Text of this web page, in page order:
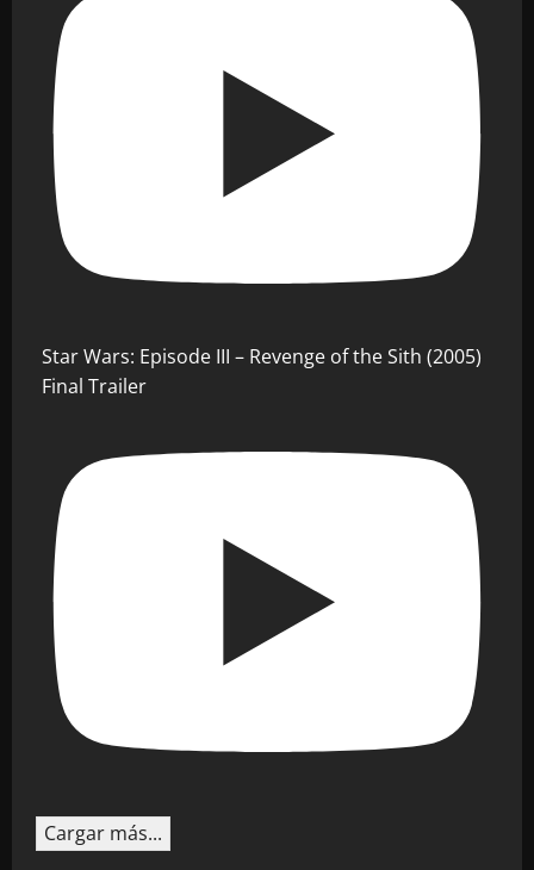
Star Wars: Episode III – Revenge of the Sith (2005)
Final Trailer
Cargar más...